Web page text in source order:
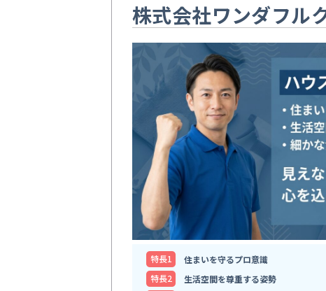
株式会社ワンダフル
特⻑1
住まいを守るプロ意識
特⻑2
生活空間を尊重する姿勢